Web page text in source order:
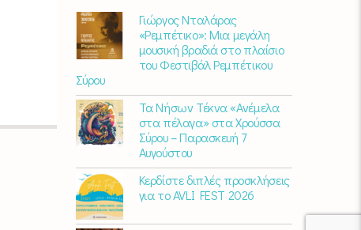
Γιώργος Νταλάρας
«Ρεμπέτικο»: Μια μεγάλη
μουσική βραδιά στο πλαίσιο
του Φεστιβάλ Ρεμπέτικου
Σύρου
Τα Νήσων Τέκνα «Ανέμελα
στα πέλαγα» στα Χρούσσα
Σύρου – Παρασκευή 7
Αυγούστου
Κερδίστε διπλές προσκλήσεις
για το AVLI FEST 2026